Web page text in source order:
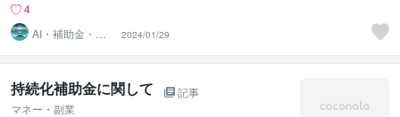
4
AI・補助金・資
産形成専門＠認
定支援機関
2024/01/29
持続化補助金に関して
記事
マネー・副業